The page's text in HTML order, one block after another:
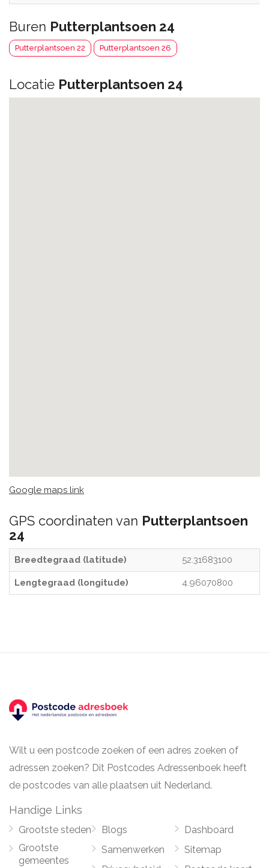
Buren Putterplantsoen 24
Putterplantsoen 22 Putterplantsoen 26
Locatie Putterplantsoen 24
Google maps link
GPS coordinaten van Putterplantsoen
24
Breedtegraad (latitude) 52.31683100
Lengtegraad (longitude) 4.96070800
Wilt u een postcode zoeken of een adres zoeken of
adressen zoeken? Dit Postcodes Adressenboek heeft
de postcodes van alle plaatsen uit Nederland.
Handige Links
Grootste steden
Grootste
gemeentes
Blogs
Samenwerken
Dashboard
Sitemap